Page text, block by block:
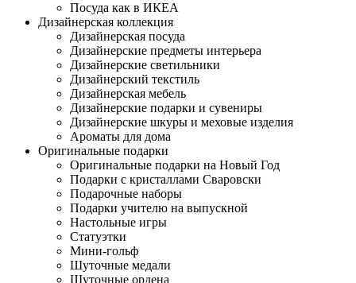
Посуда как в ИКЕА
Дизайнерская коллекция
Дизайнерская посуда
Дизайнерские предметы интерьера
Дизайнерские светильники
Дизайнерский текстиль
Дизайнерская мебель
Дизайнерские подарки и сувениры
Дизайнерские шкуры и меховые изделия
Ароматы для дома
Оригинальные подарки
Оригинальные подарки на Новый Год
Подарки с кристаллами Сваровски
Подарочные наборы
Подарки учителю на выпускной
Настольные игры
Статуэтки
Мини-гольф
Шуточные медали
Шуточные ордена